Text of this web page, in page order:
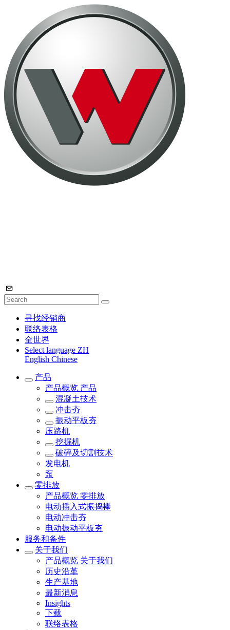
寻找经销商
联络表格
全世界
Select language ZH
English Chinese
产品
产品概览 产品
混凝土技术
冲击夯
振动平板夯
压路机
挖掘机
破碎及切割技术
发电机
泵
零排放
产品概览 零排放
电动插入式振捣棒
电动冲击夯
电动振动平板夯
服务和备件
关于我们
产品概览 关于我们
历史沿革
生产基地
最新消息
Insights
下载
联络表格